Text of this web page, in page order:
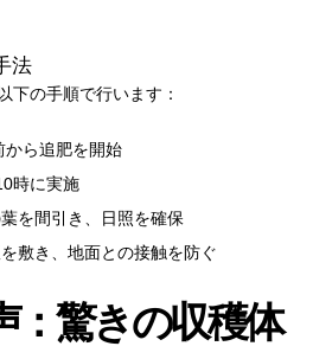
観による判断
ーティング
の原因と対策
原因
法
下の手順で行います：
から追肥を開始
時に実施
を間引き、日照を確保
敷き、地面との接触を防ぐ
：驚きの収穫体